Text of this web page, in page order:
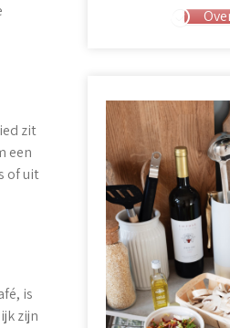
zit
een
of uit
is
zijn